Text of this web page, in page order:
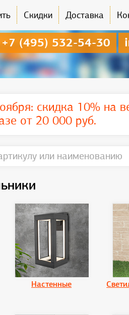
Скидки Доставка
+7 (495) 532-54-30
скидка 10% на
от 20 000 руб.
Настенные